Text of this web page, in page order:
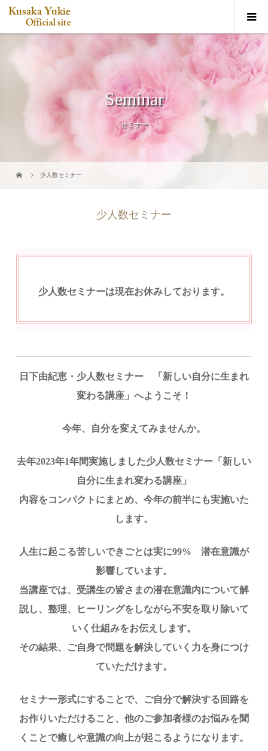
Seminar
セミナー
少人数セミナー
少人数セミナー
少人数セミナーは現在お休みしております。
日下由紀恵・少人数セミナー 「新しい自分に生まれ
変わる講座」へようこそ！
今年、自分を変えてみませんか。
去年2023年1年間実施しました少人数セミナー「新しい
自分に生まれ変わる講座」
内容をコンパクトにまとめ、 今年の前半にも実施いた
します。
人生に起こる苦しいできごとは実に99% 潜在意識が
影響しています。
当講座では、受講生の皆さまの潜在意識内について解
説し、整理、ヒーリングをしながら不安を取り除いて
いく仕組みをお伝えします。
その結果、ご自身で問題を解決していく力を身につけ
ていただけます。
セミナー形式にすることで、ご自分で解決する回路を
お作りいただけること、他のご参加者様のお悩みを聞
くことで癒しや意識の向上が起こるようになります。